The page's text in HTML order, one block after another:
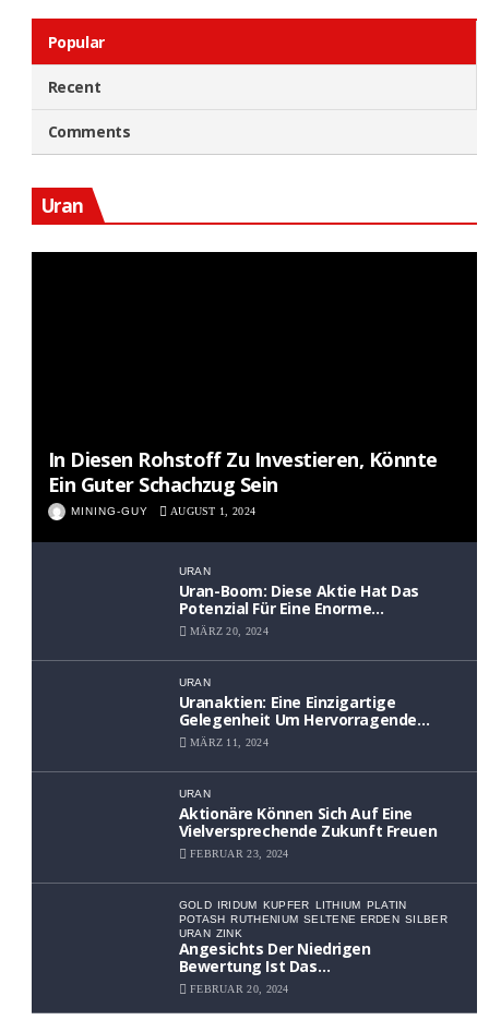
Popular
Recent
Comments
Uran
In Diesen Rohstoff Zu Investieren, Könnte
Ein Guter Schachzug Sein
MINING-GUY AUGUST 1, 2024
URAN
Uran-Boom: Diese Aktie Hat Das
Potenzial Für Eine Enorme
Wertsteigerung
MÄRZ 20, 2024
URAN
Uranaktien: Eine Einzigartige
Gelegenheit Um Hervorragende
Renditen Zu Erzielen
MÄRZ 11, 2024
URAN
Aktionäre Können Sich Auf Eine
Vielversprechende Zukunft Freuen
FEBRUAR 23, 2024
GOLD IRIDUM KUPFER LITHIUM PLATIN
POTASH RUTHENIUM SELTENE ERDEN SILBER
URAN ZINK
Angesichts Der Niedrigen
Bewertung Ist Das
Aufwärtspotenzial Erheblich
FEBRUAR 20, 2024